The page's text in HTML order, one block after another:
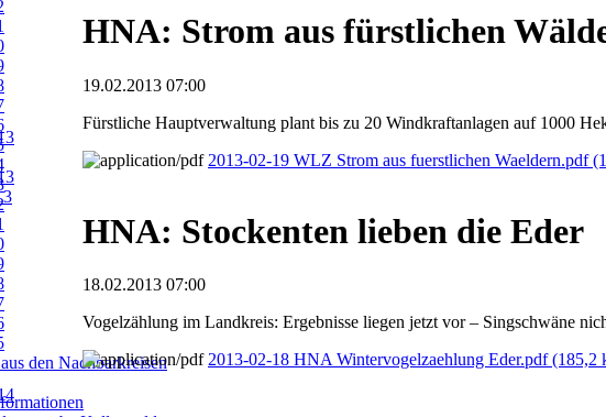
den Nachbarkreisen
HNA: Strom aus fürstlichen
19.02.2013 07:00
Fürstliche Hauptverwaltung plant bis zu 20 Windkraftanlagen auf 1000
2013-02-19 WLZ Strom aus fuerstlichen Waeldern.pdf
HNA: Stockenten lieben die Eder
18.02.2013 07:00
Vogelzählung im Landkreis: Ergebnisse liegen jetzt vor – Singschwäne
2013-02-18 HNA Wintervogelzaehlung Eder.pdf(185,2